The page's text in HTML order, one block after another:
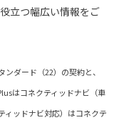
立つ幅広い情報をご
ダード（22）の契約と、
はコネクティッドナビ（車
ィッドナビ対応）はコネクテ